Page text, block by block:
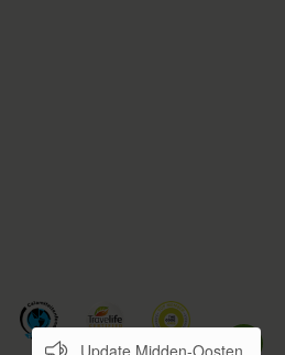
Update Midden-Oosten